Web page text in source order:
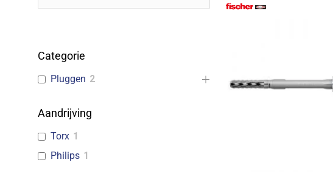
Categorie
Pluggen 2
Aandrijving
Torx 1
Philips 1